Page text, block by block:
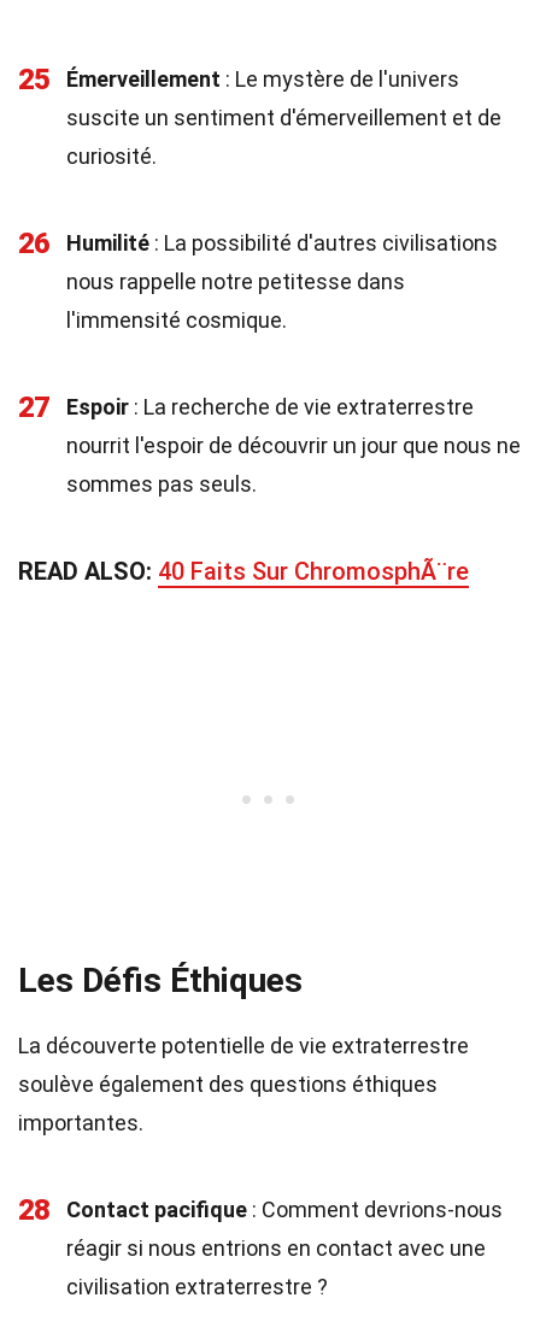
25 Émerveillement : Le mystère de l'univers
suscite un sentiment d'émerveillement et de
curiosité.
26 Humilité : La possibilité d'autres civilisations
nous rappelle notre petitesse dans
l'immensité cosmique.
27 Espoir : La recherche de vie extraterrestre
nourrit l'espoir de découvrir un jour que nous ne
sommes pas seuls.
READ ALSO: 40 Faits Sur ChromosphÃ¨re
Les Défis Éthiques
La découverte potentielle de vie extraterrestre
soulève également des questions éthiques
importantes.
28 Contact pacifique : Comment devrions-nous
réagir si nous entrions en contact avec une
civilisation extraterrestre ?